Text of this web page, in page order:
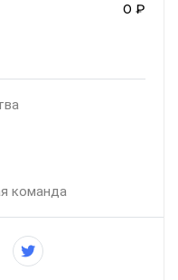
0 ₽
команда